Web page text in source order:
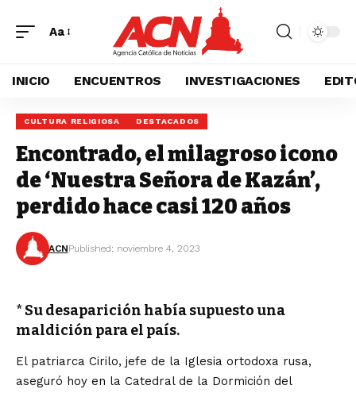
Aa
INICIO ENCUENTROS INVESTIGACIONES
CULTURA RELIGIOSA DESTACADOS
Encontrado, el milagroso icono
de ‘Nuestra Señora de Kazán’,
perdido hace casi 120 años
ACNPublished: noviembre 4, 2023
* Su desaparición había supuesto una
maldición para el país.
El patriarca Cirilo, jefe de la Iglesia ortodoxa rusa,
aseguró hoy en la Catedral de la Dormición del